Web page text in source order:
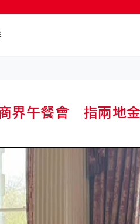
界午餐會 指兩地